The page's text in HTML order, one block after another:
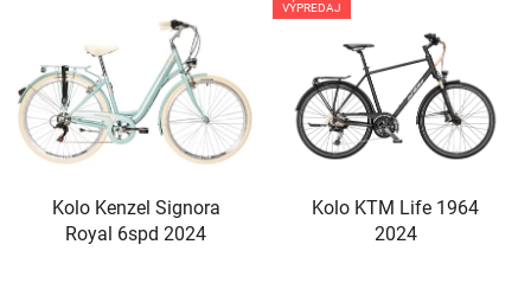
Kolo Kenzel Signora
Royal 6spd 2024
VÝPREDAJ
Kolo KTM Life 1964
2024